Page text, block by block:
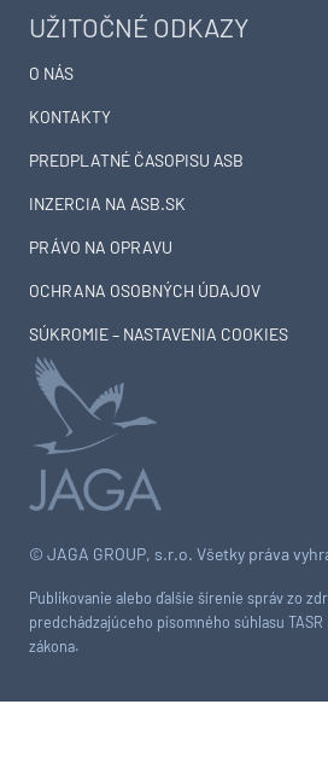
© JAGA GROUP, s.r.o. Všetky práva
Publikovanie alebo ďalšie šírenie správ zo
predchádzajúceho písomného súhlasu
zákona.
UŽITOČNÉ ODKAZY
O NÁS
KONTAKTY
PREDPLATNÉ ČASOPISU ASB
INZERCIA NA ASB.SK
PRÁVO NA OPRAVU
OCHRANA OSOBNÝCH ÚDAJOV
SÚKROMIE – NASTAVENIA COOKIES